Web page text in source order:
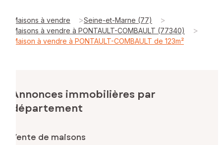
Maisons à vendre >Seine-et-Marne (77) >
Maisons à vendre à PONTAULT-COMBAULT (77340) >
Maison à vendre à PONTAULT-COMBAULT de 123m²
Annonces immobilières par
département
Vente de maisons